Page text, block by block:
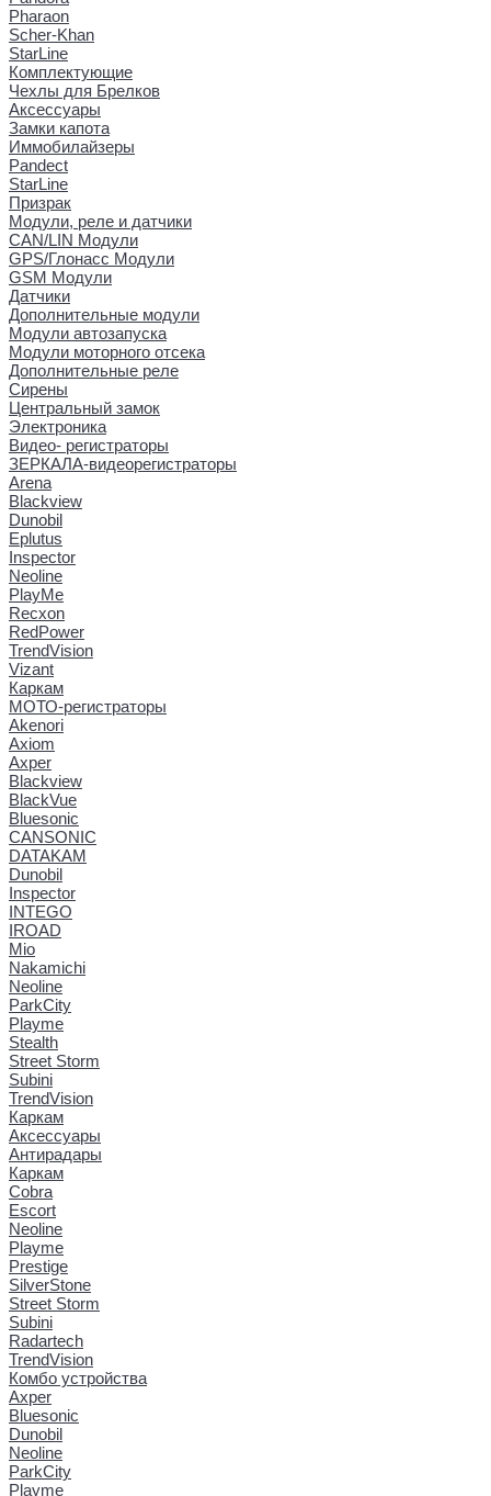
Pharaon
Scher-Khan
StarLine
Комплектующие
Чехлы для Брелков
Аксессуары
Замки капота
Иммобилайзеры
Pandect
StarLine
Призрак
Модули, реле и датчики
CAN/LIN Модули
GPS/Глонасс Модули
GSM Модули
Датчики
Дополнительные модули
Модули автозапуска
Модули моторного отсека
Дополнительные реле
Сирены
Центральный замок
Электроника
Видео- регистраторы
ЗЕРКАЛА-видеорегистраторы
Arena
Blackview
Dunobil
Eplutus
Inspector
Neoline
PlayMe
Recxon
RedPower
TrendVision
Vizant
Каркам
МОТО-регистраторы
Akenori
Axiom
Axper
Blackview
BlackVue
Bluesonic
CANSONIC
DATAKAM
Dunobil
Inspector
INTEGO
IROAD
Mio
Nakamichi
Neoline
ParkCity
Playme
Stealth
Street Storm
Subini
TrendVision
Каркам
Аксессуары
Антирадары
Каркам
Cobra
Escort
Neoline
Playme
Prestige
SilverStone
Street Storm
Subini
Radartech
TrendVision
Комбо устройства
Axper
Bluesonic
Dunobil
Neoline
ParkCity
Playme